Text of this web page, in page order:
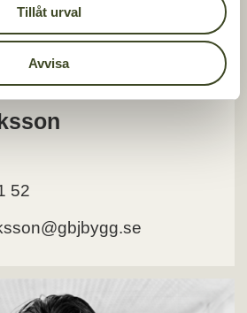
Tillåt urval
Avvisa
52